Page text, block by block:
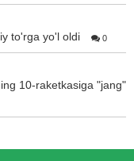
to'rga yo'l oldi 0
10-raketkasiga "jang"